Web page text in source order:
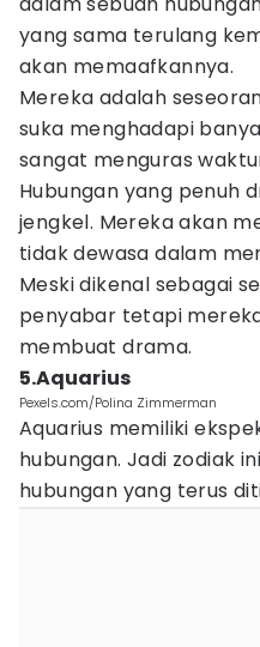
yang sama terulang
akan memaafkannya.
Mereka adalah
suka menghadapi
sangat menguras
Hubungan yang penuh
jengkel. Mereka akan
tidak dewasa dalam
Meski dikenal sebagai
penyabar tetapi
membuat drama.
5.Aquarius
Pexels.com/Polina Zimmerman
Aquarius memiliki
hubungan. Jadi zodiak
hubungan yang terus